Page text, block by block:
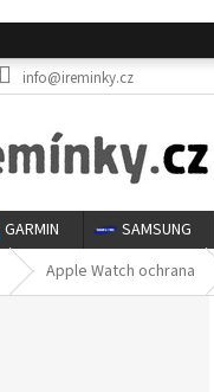
info@ireminky.cz
GARMIN SAMSUNG
Apple Watch ochrana